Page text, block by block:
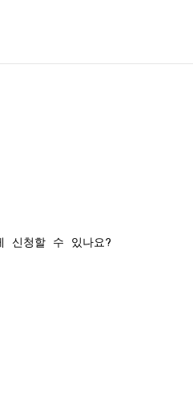
신청할 수 있나요?